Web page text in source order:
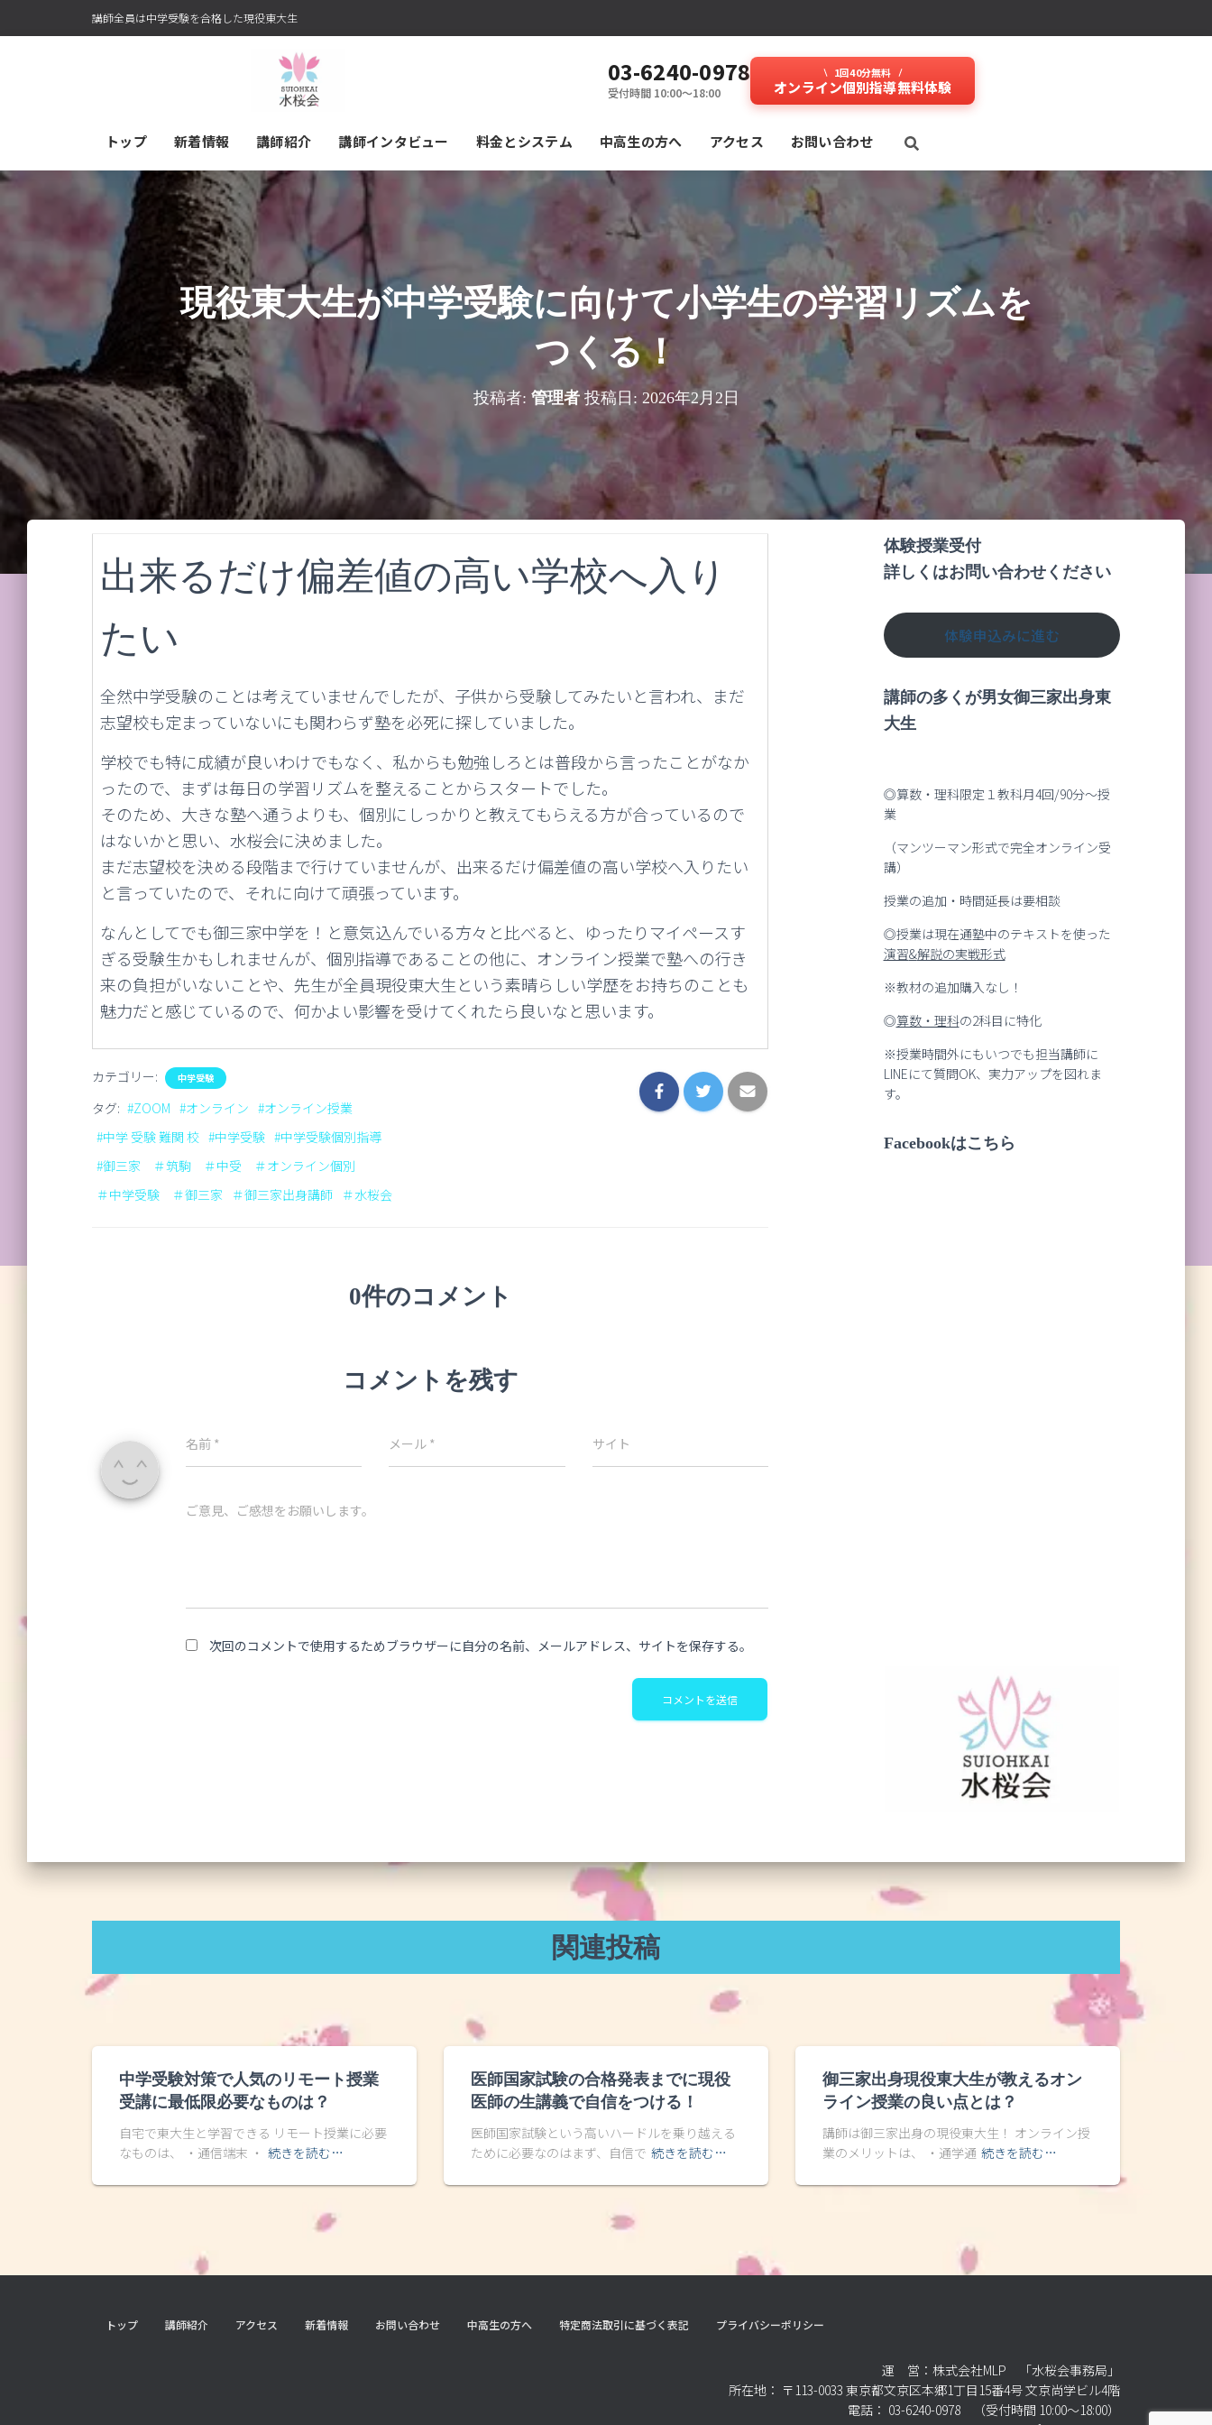
講師全員は中学受験を合格した現役東大生
03-6240-0978
受付時間 10:00～18:00
1回40分無料
オンライン個別指導無料体験
トップ 新着情報 講師紹介 講師インタビュー 料⾦とシステム 中高生の方へ アクセス お問い合わせ
現役東大生が中学受験に向けて小学生の学習リズムを
つくる！
投稿者: 管理者投稿日: 2026年2月2日
出来るだけ偏差値の高い学校へ入り
たい
全然中学受験のことは考えていませんでしたが、子供から受験してみたいと言われ、まだ
志望校も定まっていないにも関わらず塾を必死に探していました。
学校でも特に成績が良いわけでもなく、私からも勉強しろとは普段から言ったことがなか
ったので、まずは毎日の学習リズムを整えることからスタートでした。
そのため、大きな塾へ通うよりも、個別にしっかりと教えてもらえる方が合っているので
はないかと思い、水桜会に決めました。
まだ志望校を決める段階まで行けていませんが、出来るだけ偏差値の高い学校へ入りたい
と言っていたので、それに向けて頑張っています。
なんとしてでも御三家中学を！と意気込んでいる方々と比べると、ゆったりマイペースす
ぎる受験生かもしれませんが、個別指導であることの他に、オンライン授業で塾への行き
来の負担がいないことや、先生が全員現役東大生という素晴らしい学歴をお持ちのことも
魅力だと感じているので、何かよい影響を受けてくれたら良いなと思います。
カテゴリー: 中学受験
タグ: #ZOOM #オンライン #オンライン授業
#中学 受験 難関 校 #中学受験 #中学受験個別指導
#御三家 ＃筑駒 ＃中受 ＃オンライン個別
＃中学受験 ＃御三家
＃御三家出身講師 ＃水桜会
0件のコメント
コメントを残す
名前 * メール * サイト
ご意見、ご感想をお願いします。
次回のコメントで使用するためブラウザーに自分の名前、メールアドレス、サイトを保存する。
体験授業受付
詳しくはお問い合わせください
体験申込みに進む
講師の多くが男女御三家出身東
大生
◎算数・理科限定１教科月4回/90分～授
業
（マンツーマン形式で完全オンライン受
講）
授業の追加・時間延長は要相談
◎授業は現在通塾中のテキストを使った
演習&解説の実戦形式
※教材の追加購入なし！
◎算数・理科の2科目に特化
※授業時間外にもいつでも担当講師に
LINEにて質問OK、実力アップを図れま
す。
Facebookはこちら
関連投稿
中学受験対策で人気のリモート授業
受講に最低限必要なものは？
自宅で東大生と学習できる リモート授業に必要
なものは、 ・通信端末 ・ 続きを読む…
医師国家試験の合格発表までに現役
医師の生講義で自信をつける！
医師国家試験という高いハードルを乗り越える
ために必要なのはまず、自信で 続きを読む…
御三家出身現役東大生が教えるオン
ライン授業の良い点とは？
講師は御三家出身の現役東大生！ オンライン授
業のメリットは、 ・通学通 続きを読む…
トップ 講師紹介 アクセス 新着情報 お問い合わせ 中高生の方へ 特定商法取引に基づく表記 プライバシーポリシー
運 営：株式会社MLP 「水桜会事務局」
所在地： 〒113-0033 東京都文京区本郷1丁目15番4号 文京尚学ビル4階
電話： 03-6240-0978 （受付時間 10:00～18:00）